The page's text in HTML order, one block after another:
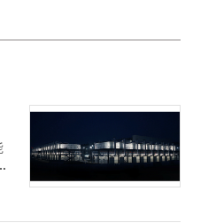
汉诺威工业博览会
广告营销传媒